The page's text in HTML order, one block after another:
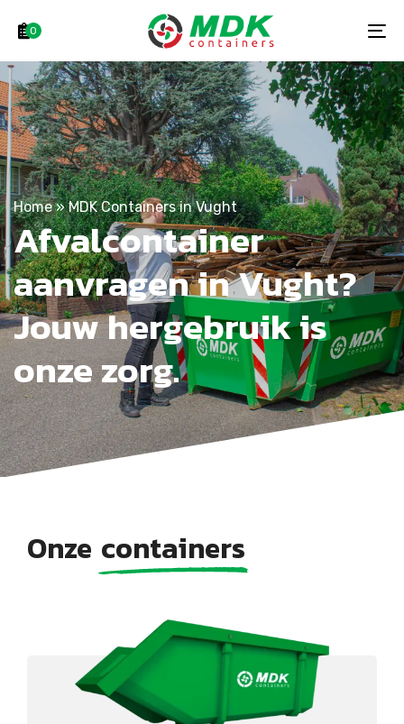
links
navigation
Skip
to
content
0
Home»MDK Containers in Vught
Afvalcontainer
aanvragen in Vught?
Jouw hergebruik is
onze zorg.
Onze containers